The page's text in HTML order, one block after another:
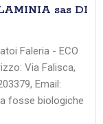
sas DI
Faleria - ECO
Via Falisca,
Email:
fosse biologiche